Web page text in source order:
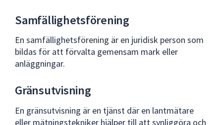
Samfällighetsförening
En samfällighetsförening är en juridisk person som
bildas för att förvalta gemensam mark eller
anläggningar.
Gränsutvisning
En gränsutvisning är en tjänst där en lantmätare
eller mätningstekniker hjälper till att synliggöra och